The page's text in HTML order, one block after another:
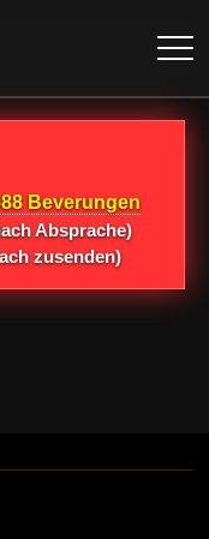
Beverungen
Absprache)
zusenden)